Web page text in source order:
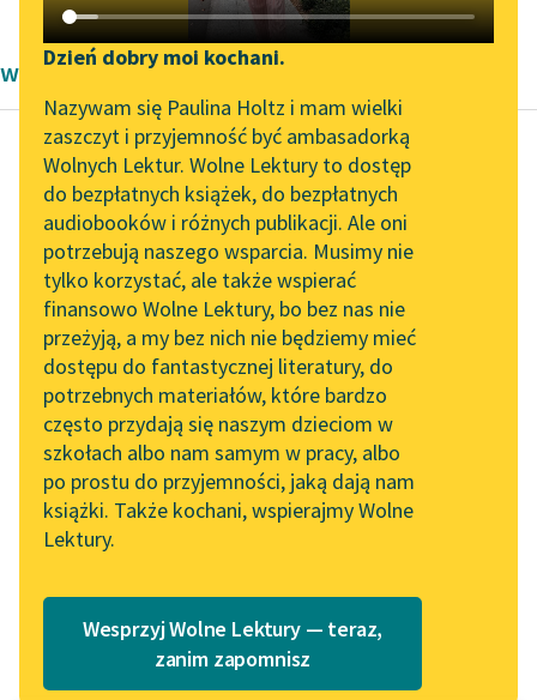
Katalog DAISY
Podkasty o książkach
Zgłoś brak utworu
Aktualności
Spotkanie z Katarzyną
Tunkiel w Oslo
Wolne Lektury na 32.
Pol’and’Rock Festivalu
„Kochanek Lady
Chatterley” do słuchania
na Wolnych Lekturach
Nowy audiobook –
„Marzenie o Oriencie”
Sophie Elkan
Kolekcja Nadwyraz.com x
Wolne Lektury – idealna na
Narzędzia
Mapa Wolnych Lektur
Leśmianator
Przewodnik dla piszących i
czytających
API
OAI-PMH
Widget Wolnych Lektur
Przypisy
Katalog w formacie PDF
Dzień dobry moi kochani.
Nazywam się Paulina Holtz i mam wielki
zaszczyt i przyjemność być ambasadorką
Wolnych Lektur. Wolne Lektury to dostęp
do bezpłatnych książek, do bezpłatnych
audiobooków i różnych publikacji. Ale oni
potrzebują naszego wsparcia. Musimy nie
tylko korzystać, ale także wspierać
finansowo Wolne Lektury, bo bez nas nie
przeżyją, a my bez nich nie będziemy mieć
dostępu do fantastycznej literatury, do
potrzebnych materiałów, które bardzo
często przydają się naszym dzieciom w
szkołach albo nam samym w pracy, albo
po prostu do przyjemności, jaką dają nam
książki. Także kochani, wspierajmy Wolne
Lektury.
Wesprzyj Wolne Lektury — teraz,
zanim zapomnisz
wiersze Jan Kasprowicz
Jan Kasprowicz
Taniec zbójnicki
Hej, nie lutuj, ojcze
nasz,
Że nas, synów, po to
masz,
Ażeby za nami
Szumiano...
Czytaj więcej
XXXVIII (Miał być
księdzem...)